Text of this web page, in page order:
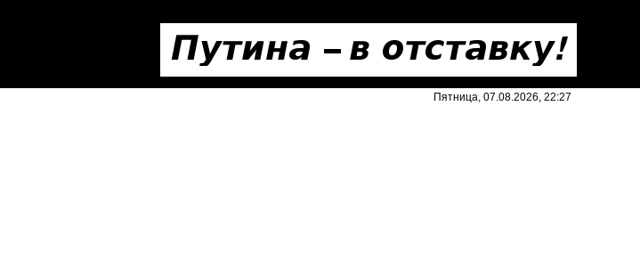
Пятница, 07.08.2026, 22:27